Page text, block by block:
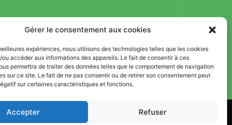
Gérer le consentement aux cookies
expériences, nous utilisons des technologies telles que les cookies
accéder aux informations des appareils. Le fait de consentir à ces
permettra de traiter des données telles que le comportement de navigation
sur ce site. Le fait de ne pas consentir ou de retirer son consentement peut
sur certaines caractéristiques et fonctions.
Accepter Refuser
Nutrition et Sport